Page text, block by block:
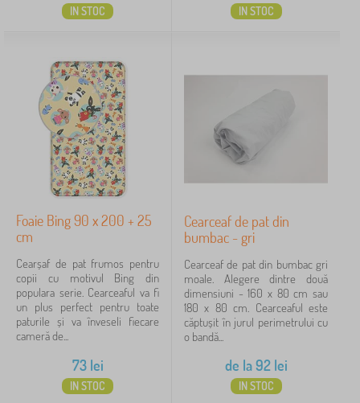
IN STOC IN STOC
Foaie Bing 90 x 200 + 25
cm
Cearșaf de pat frumos pentru
copii cu motivul Bing din
populara serie. Cearceaful va fi
un plus perfect pentru toate
paturile și va înveseli fiecare
cameră de...
73lei
IN STOC
Cearceaf de pat din
bumbac - gri
Cearceaf de pat din bumbac gri
moale. Alegere dintre două
dimensiuni - 160 x 80 cm sau
180 x 80 cm. Cearceaful este
căptușit în jurul perimetrului cu
o bandă...
de la92lei
IN STOC